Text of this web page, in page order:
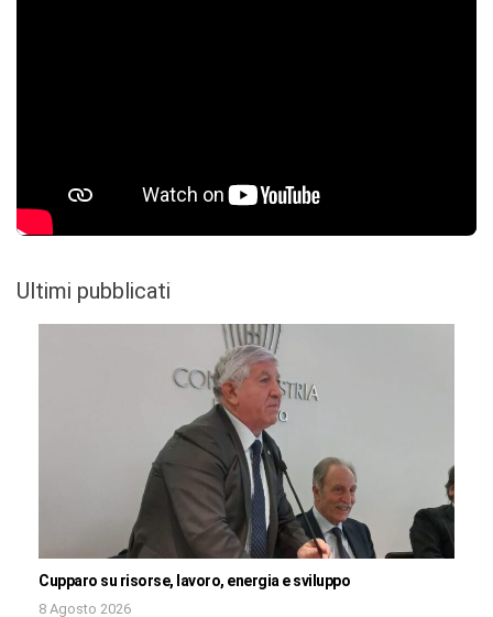
Ultimi pubblicati
Cupparo su risorse, lavoro, energia e sviluppo
8 Agosto 2026